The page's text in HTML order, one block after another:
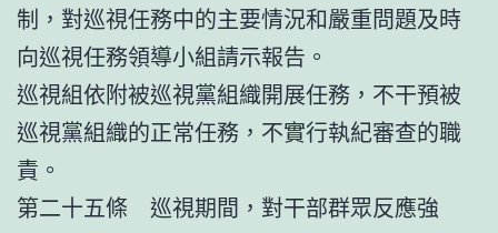
制，對巡視任務中的主要情況和嚴重問題及時
向巡視任務領導小組請示報告。
巡視組依附被巡視黨組織開展任務，不干預被
巡視黨組織的正常任務，不實行執紀審查的職
責。
第二十五條 巡視期間，對干部群眾反應強